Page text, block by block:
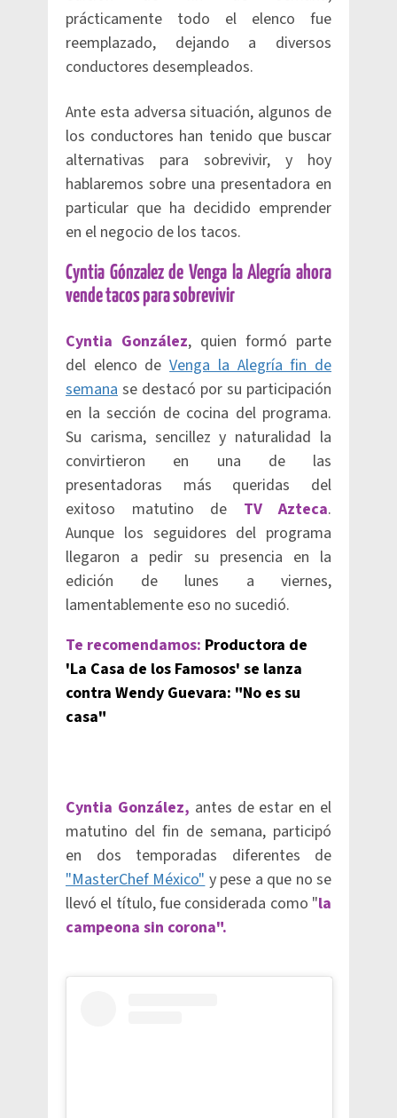
prácticamente todo el elenco fue
reemplazado, dejando a diversos
conductores desempleados.
Ante esta adversa situación, algunos de
los conductores han tenido que buscar
alternativas para sobrevivir, y hoy
hablaremos sobre una presentadora en
particular que ha decidido emprender
en el negocio de los tacos.
Cyntia Gónzalez de Venga la Alegría ahora
vende tacos para sobrevivir
Cyntia González, quien formó parte
del elenco deVenga la Alegría fin de
semana se destacó por su participación
en la sección de cocina del programa.
Su carisma, sencillez y naturalidad la
convirtieron en una de las
presentadoras más queridas del
exitoso matutino de TV Azteca.
Aunque los seguidores del programa
llegaron a pedir su presencia en la
edición de lunes a viernes,
lamentablemente eso no sucedió.
Te recomendamos: Productora de
'La Casa de los Famosos' se lanza
contra Wendy Guevara: "No es su
casa"
Cyntia González, antes de estar en el
matutino del fin de semana, participó
en dos temporadas diferentes de
"MasterChef México"y pese a que no se
llevó el título, fue considerada como "la
campeona sin corona".